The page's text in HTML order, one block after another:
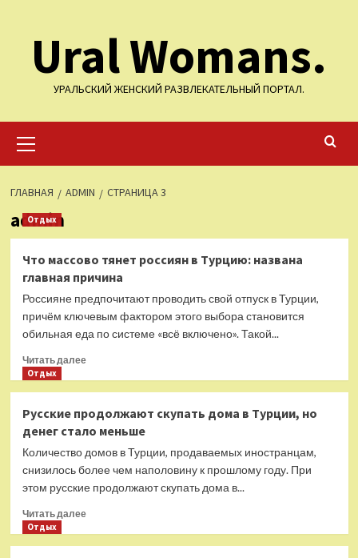
содержимому
Ural Womans.
УРАЛЬСКИЙ ЖЕНСКИЙ РАЗВЛЕКАТЕЛЬНЫЙ ПОРТАЛ.
меню
ГЛАВНАЯ ADMIN СТРАНИЦА 3
admin
Отдых
Что массово тянет россиян в Турцию: названа
главная причина
Россияне предпочитают проводить свой отпуск в Турции,
причём ключевым фактором этого выбора становится
обильная еда по системе «всё включено». Такой...
Читать далееПрочитать
массово
тянет
россиян
названа
главная
Отдых
Русские продолжают скупать дома в Турции, но
денег стало меньше
Количество домов в Турции, продаваемых иностранцам,
снизилось более чем наполовину к прошлому году. При
этом русские продолжают скупать дома в...
Читать далееПрочитать
Отдых